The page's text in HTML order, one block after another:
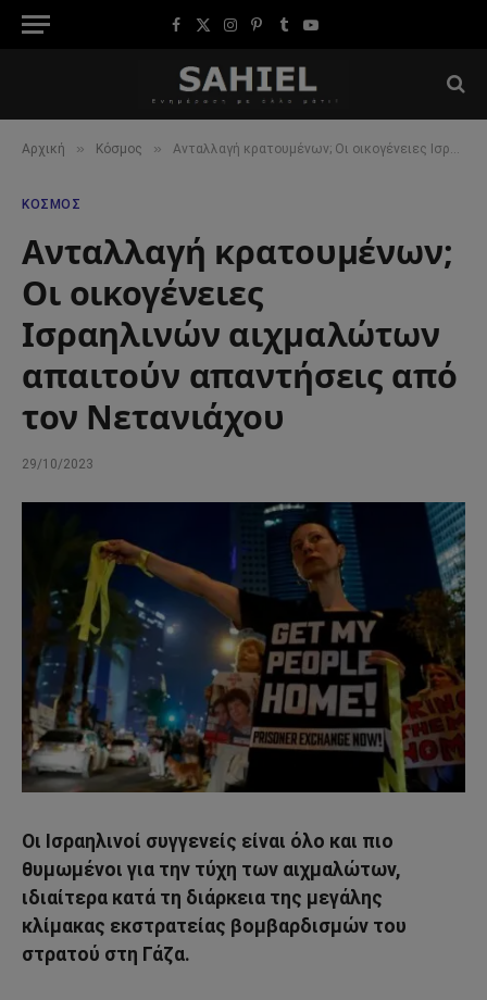
Facebook
X
Instagram
Pinterest
TumblrYouTube
Αρχική » Κόσμος » Ανταλλαγή κρατουμένων; Οι οικογένειες Ισραηλινών αιχμαλώτων απαιτούν απαντήσεις από τον Νετανιάχου
ΚΌΣΜΟΣ
Ανταλλαγή κρατουμένων;
Οι οικογένειες
Ισραηλινών αιχμαλώτων
απαιτούν απαντήσεις από
τον Νετανιάχου
29/10/2023
Οι Ισραηλινοί συγγενείς είναι όλο και πιο
θυμωμένοι για την τύχη των αιχμαλώτων,
ιδιαίτερα κατά τη διάρκεια της μεγάλης
κλίμακας εκστρατείας βομβαρδισμών του
στρατού στη Γάζα.